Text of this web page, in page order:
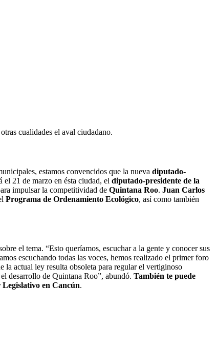
cualidades el aval ciudadano.
estamos convencidos que la nueva diputado-
21 de marzo en ésta ciudad, el diputado-presidente de la
impulsar la competitividad de Quintana Roo. Juan Carlos
Programa de Ordenamiento Ecológico, así como también
el tema. “Esto queríamos, escuchar a la gente y conocer sus
escuchando todas las voces, hemos realizado el primer foro
actual ley resulta obsoleta para regular el vertiginoso
desarrollo de Quintana Roo”, abundó. También te puede
Legislativo en Cancún.